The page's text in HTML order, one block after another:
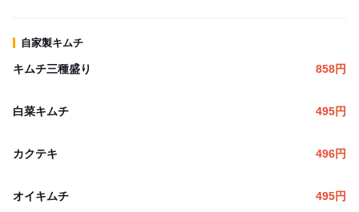
自家製キムチ
キムチ三種盛り 858円
白菜キムチ 495円
カクテキ 496円
オイキムチ 495円